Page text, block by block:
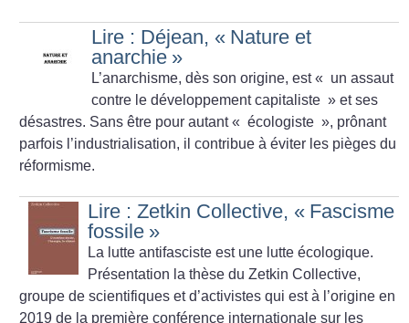
Lire : Déjean, « Nature et
anarchie »
L’anarchisme, dès son origine, est « un assaut
contre le développement capitaliste » et ses
désastres. Sans être pour autant « écologiste », prônant
parfois l’industrialisation, il contribue à éviter les pièges du
réformisme.
Lire : Zetkin Collective, « Fascisme
fossile »
La lutte antifasciste est une lutte écologique.
Présentation la thèse du Zetkin Collective,
groupe de scientifiques et d’activistes qui est à l’origine en
2019 de la première conférence internationale sur les